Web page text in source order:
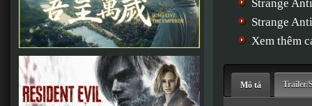
Strange
Strange
Xem thêm
Mô tả Trailer/